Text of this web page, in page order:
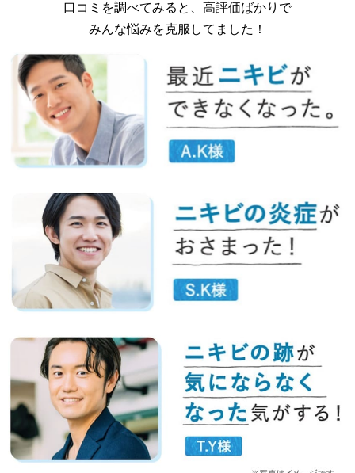
口コミを調べてみると、高評価ばかりで
みんな悩みを克服してました！